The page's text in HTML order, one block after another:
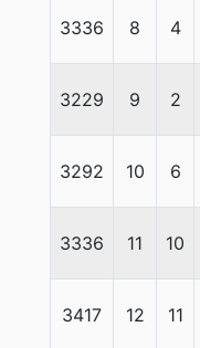
3336 8 4
3229 9 2
3292 10 6
3336 11 10
3417 12 11